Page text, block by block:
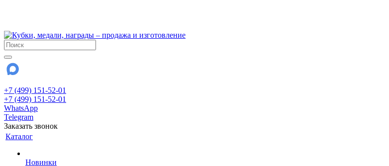
+7 (499) 151-52-01
+7 (499) 151-52-01
WhatsApp
Telegram
Заказать звонок
Каталог
Новинки